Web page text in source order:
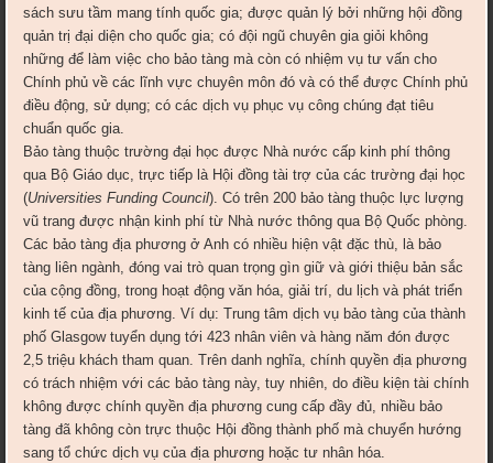
sách sưu tầm mang tính quốc gia; được quản lý bởi những hội đồng
quản trị đại diện cho quốc gia; có đội ngũ chuyên gia giỏi không
những để làm việc cho bảo tàng mà còn có nhiệm vụ tư vấn cho
Chính phủ về các lĩnh vực chuyên môn đó và có thể được Chính phủ
điều động, sử dụng; có các dịch vụ phục vụ công chúng đạt tiêu
chuẩn quốc gia.
Bảo tàng thuộc trường đại học được Nhà nước cấp kinh phí thông
qua Bộ Giáo dục, trực tiếp là Hội đồng tài trợ của các trường đại học
(Universities Funding Council). Có trên 200 bảo tàng thuộc lực lượng
vũ trang được nhận kinh phí từ Nhà nước thông qua Bộ Quốc phòng.
Các bảo tàng địa phương ở Anh có nhiều hiện vật đặc thù, là bảo
tàng liên ngành, đóng vai trò quan trọng gìn giữ và giới thiệu bản sắc
của cộng đồng, trong hoạt động văn hóa, giải trí, du lịch và phát triển
kinh tế của địa phương. Ví dụ: Trung tâm dịch vụ bảo tàng của thành
phố Glasgow tuyển dụng tới 423 nhân viên và hàng năm đón được
2,5 triệu khách tham quan. Trên danh nghĩa, chính quyền địa phương
có trách nhiệm với các bảo tàng này, tuy nhiên, do điều kiện tài chính
không được chính quyền địa phương cung cấp đầy đủ, nhiều bảo
tàng đã không còn trực thuộc Hội đồng thành phố mà chuyển hướng
sang tổ chức dịch vụ của địa phương hoặc tư nhân hóa.